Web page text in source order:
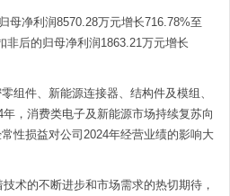
母净利润8570.28万元增长716.78%至
非后的归母净利润1863.21万元增长
组件、新能源连接器、结构件及模组、
，消费类电子及新能源市场持续复苏向
性损益对公司2024年经营业绩的影响大
术的不断进步和市场需求的热切期待，